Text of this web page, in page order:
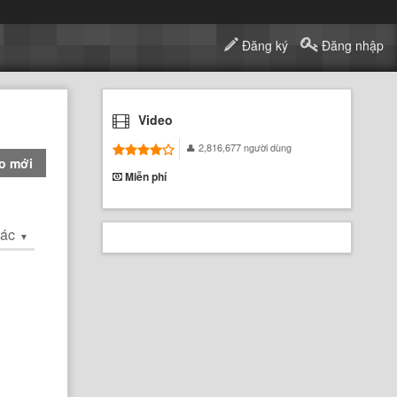
Đăng ký Đăng nhập
mới
▼
Video
2,816,677 người dùng
Miễn phí